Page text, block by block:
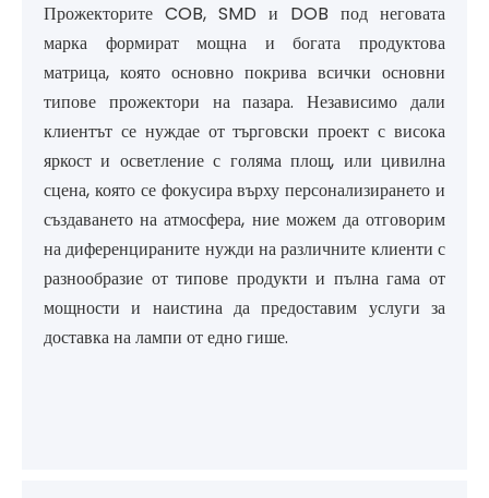
Прожекторите COB, SMD и DOB под неговата
марка формират мощна и богата продуктова
матрица, която основно покрива всички основни
типове прожектори на пазара. Независимо дали
клиентът се нуждае от търговски проект с висока
яркост и осветление с голяма площ, или цивилна
сцена, която се фокусира върху персонализирането и
създаването на атмосфера, ние можем да отговорим
на диференцираните нужди на различните клиенти с
разнообразие от типове продукти и пълна гама от
мощности и наистина да предоставим услуги за
доставка на лампи от едно гише.